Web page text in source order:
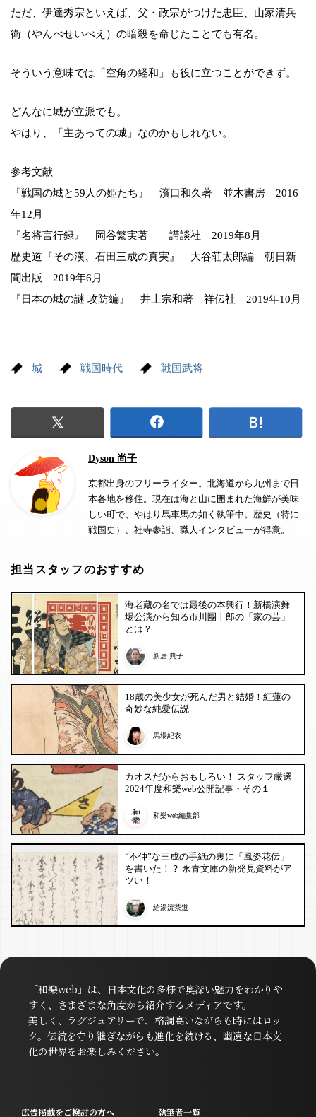
ただ、伊達秀宗といえば、父・政宗がつけた忠臣、山家清兵
衛（やんべせいべえ）の暗殺を命じたことでも有名。
そういう意味では「空角の経和」も役に立つことができず。
どんなに城が立派でも。
やはり、「主あっての城」なのかもしれない。
参考文献
『戦国の城と59人の姫たち』 濱口和久著 並木書房 2016
年12月
『名将言行録』 岡谷繁実著 講談社 2019年8月
歴史道『その漢、石田三成の真実』 大谷荘太郎編 朝日新
聞出版 2019年6月
『日本の城の謎 攻防編』 井上宗和著 祥伝社 2019年10月
城 戦国時代 戦国武将
Dyson 尚子
京都出身のフリーライター。北海道から九州まで日
本各地を移住。現在は海と山に囲まれた海鮮が美味
しい町で、やはり馬車馬の如く執筆中。歴史（特に
戦国史）、社寺参詣、職人インタビューが得意。
担当スタッフのおすすめ
海老蔵の名では最後の本興行！新橋演舞
場公演から知る市川團十郎の「家の芸」
とは？
新居 典子
18歳の美少女が死んだ男と結婚！紅蓮の
奇妙な純愛伝説
馬場紀衣
カオスだからおもしろい！ スタッフ厳選
2024年度和樂web公開記事・その１
和樂web編集部
“不仲”な三成の手紙の裏に「風姿花伝」
を書いた！？ 永青文庫の新発見資料がア
ツい！
給湯流茶道
「和樂web」は、日本文化の多様で奥深い魅力をわかりや
すく、さまざまな角度から紹介するメディアです。
美しく、ラグジュアリーで、格調高いながらも時にはロッ
ク。伝統を守り継ぎながらも進化を続ける、幽遠な日本文
化の世界をお楽しみください。
広告掲載をご検討の方へ 執筆者一覧